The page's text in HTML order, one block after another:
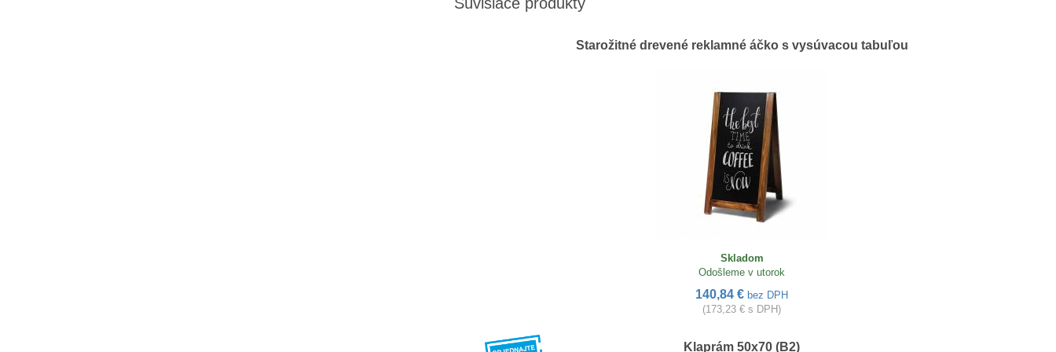
Starožitné drevené reklamné áčko s vysúvacou tabuľou
Skladom
Odošleme v utorok
140,84 €bez DPH
(173,23 € s DPH)
Klaprám 50x70 (B2)